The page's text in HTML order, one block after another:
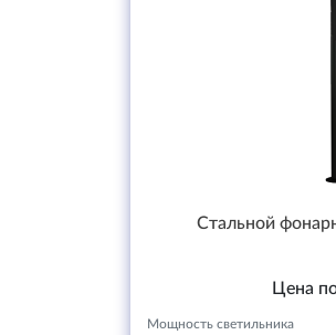
Стальной
Цена
Мощность светильника